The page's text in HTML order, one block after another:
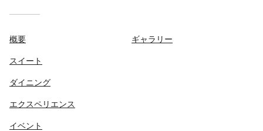
概要
スイート
ダイニング
エクスペリエンス
イベント
ギャラリー